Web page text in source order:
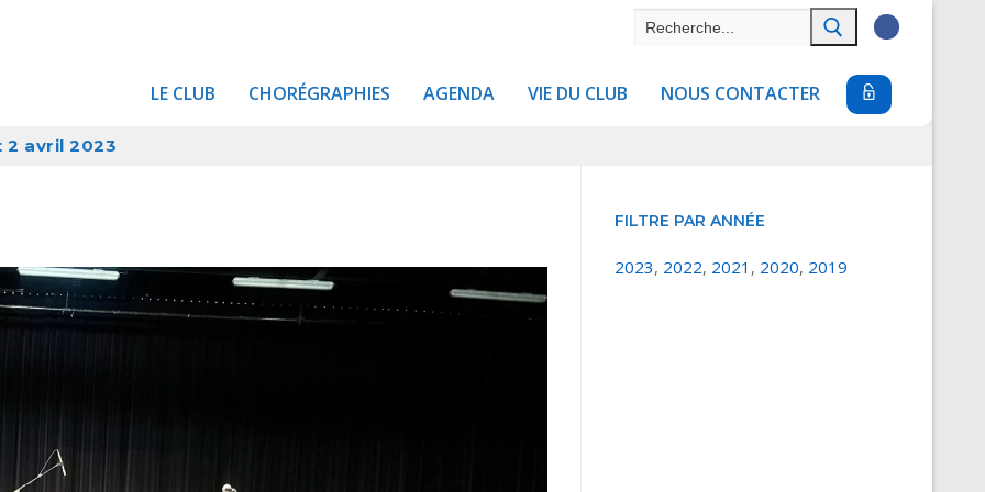
Rechercher
LE CLUB CHORÉGRAPHIES AGENDA VIE DU CLUB NOUS CONTACTER
2 avril 2023
FILTRE PAR ANNÉE
2023, 2022, 2021 , 2020, 2019